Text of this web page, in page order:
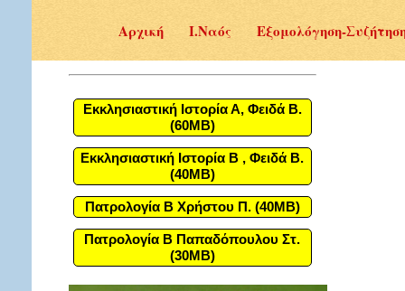
Αρχική Ι.Ναός Εξομολόγηση-
Εκκλησιαστική Ιστορία Α, Φειδά Β.
(60MB)
Εκκλησιαστική Ιστορία Β , Φειδά Β.
(40MB)
Πατρολογία Β Χρήστου Π. (40MB)
Πατρολογία Β Παπαδόπουλου Στ.
(30MB)